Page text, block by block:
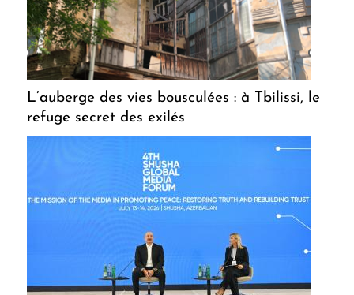
L’auberge des vies bousculées : à Tbilissi, le
refuge secret des exilés